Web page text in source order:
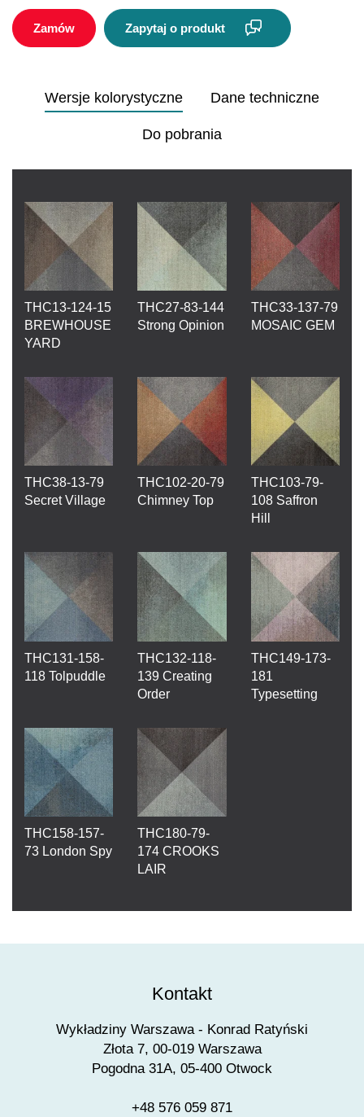
Zamów Zapytaj o produkt
Wersje kolorystyczne Dane techniczne
Do pobrania
THC13-124-15
BREWHOUSE
YARD
THC27-83-144
Strong Opinion
THC33-137-79
MOSAIC GEM
THC38-13-79
Secret Village
THC102-20-79
Chimney Top
THC103-79-
108 Saffron
Hill
THC131-158-
118 Tolpuddle
THC132-118-
139 Creating
Order
THC149-173-
181
Typesetting
THC158-157-
73 London Spy
THC180-79-
174 CROOKS
LAIR
Kontakt
Wykładziny Warszawa - Konrad Ratyński
Złota 7, 00-019 Warszawa
Pogodna 31A, 05-400 Otwock
+48 576 059 871